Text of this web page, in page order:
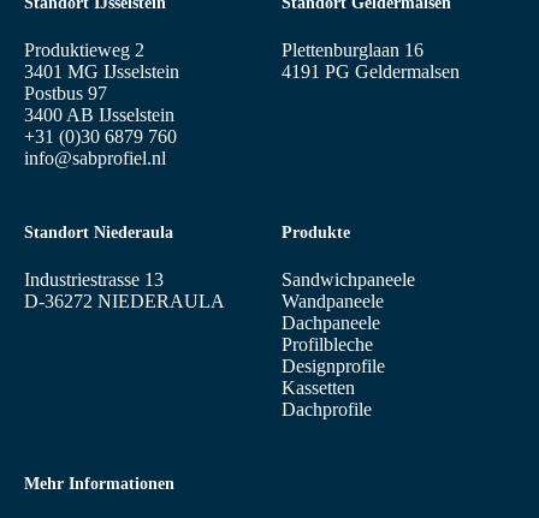
Produktieweg 2
3401 MG IJsselstein
Postbus 97
3400 AB IJsselstein
+31 (0)30 6879 760
info@sabprofiel.nl
Produkte
Sandwichpaneele
Wandpaneele
Dachpaneele
Profilbleche
Designprofile
Kassetten
Dachprofile
Mehr Informationen
Plettenburglaan 16
4191 PG Geldermalsen
Standort Niederaula
Industriestrasse 13
D-36272 NIEDERAULA